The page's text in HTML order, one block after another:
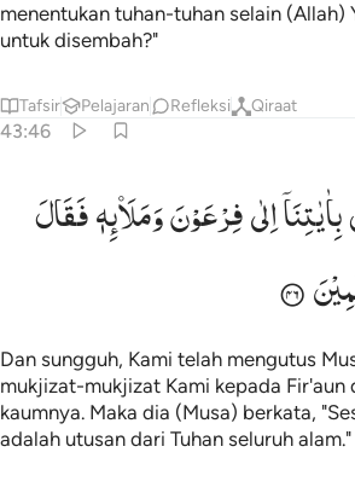
menentukan tuhan-tuhan selain (Allah)
untuk disembah?"
Tafsir Pelajaran Refleksi Qiraat
43:46
الى فرعون ومليه فقال اني رسول رب
إِلَىٰ فِرْعَوْنَ وَمَلَإِي۟هِۦ فَقَالَ بِاٰیٰتِنَاۤاِلٰیفِرْعَوْنَوَمَلَاۡىِٕهٖفَقَالَ
Dan sungguh, Kami telah mengutus
mukjizat-mukjizat Kami kepada Fir'aun
kaumnya. Maka dia (Musa) berkata,
adalah utusan dari Tuhan seluruh alam."